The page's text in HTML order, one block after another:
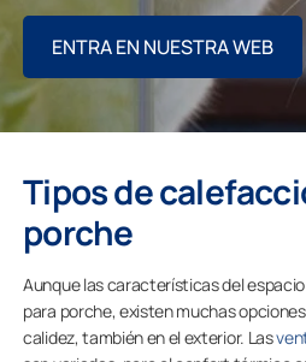
ENTRA EN NUESTRA WEB
Tipos de
porche
Aunque las características del
para porche, existen muchas
calidez, también en el exterior. Las